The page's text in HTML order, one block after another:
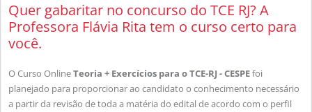
Quer gabaritar no concurso do TCE RJ? A
Professora Flávia Rita tem o curso certo para
você.
O Curso OnlineTeoria + Exercícios para o TCE-RJ - CESPEfoi
planejado para proporcionar ao candidato o conhecimento necessário
a partir da revisão de toda a matéria do edital de acordo com o perfil